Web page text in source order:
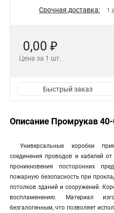
Срочная доставка: 1
0,00 ₽
Цена за 1 шт.
Быстрый заказ
Описание Промрукав
Универсальные коробки
соединения проводов и кабелей
проникновения посторонних
пожарную безопасность при
потолков зданий и сооружений.
воспламенению. Материал
безгалогенным, что позволяет